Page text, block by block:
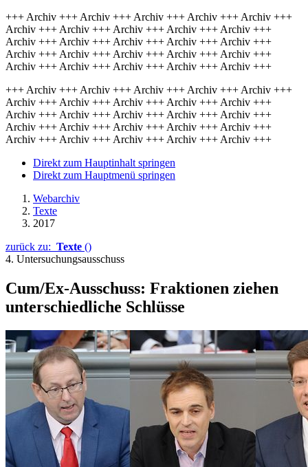
+++ Archiv +++ Archiv +++ Archiv +++ Archiv +++ Archiv +++
Archiv +++ Archiv +++ Archiv +++ Archiv +++ Archiv +++
Archiv +++ Archiv +++ Archiv +++ Archiv +++ Archiv +++
Archiv +++ Archiv +++ Archiv +++ Archiv +++ Archiv +++
Archiv +++ Archiv +++ Archiv +++ Archiv +++ Archiv +++
+++ Archiv +++ Archiv +++ Archiv +++ Archiv +++ Archiv +++
Archiv +++ Archiv +++ Archiv +++ Archiv +++ Archiv +++
Archiv +++ Archiv +++ Archiv +++ Archiv +++ Archiv +++
Archiv +++ Archiv +++ Archiv +++ Archiv +++ Archiv +++
Archiv +++ Archiv +++ Archiv +++ Archiv +++ Archiv +++
Direkt zum Hauptinhalt springen
Direkt zum Hauptmenü springen
Webarchiv
Texte
2017
zurück zu: Texte ()
4. Untersuchungsausschuss
Cum/Ex-Ausschuss: Fraktionen ziehen
unterschiedliche Schlüsse